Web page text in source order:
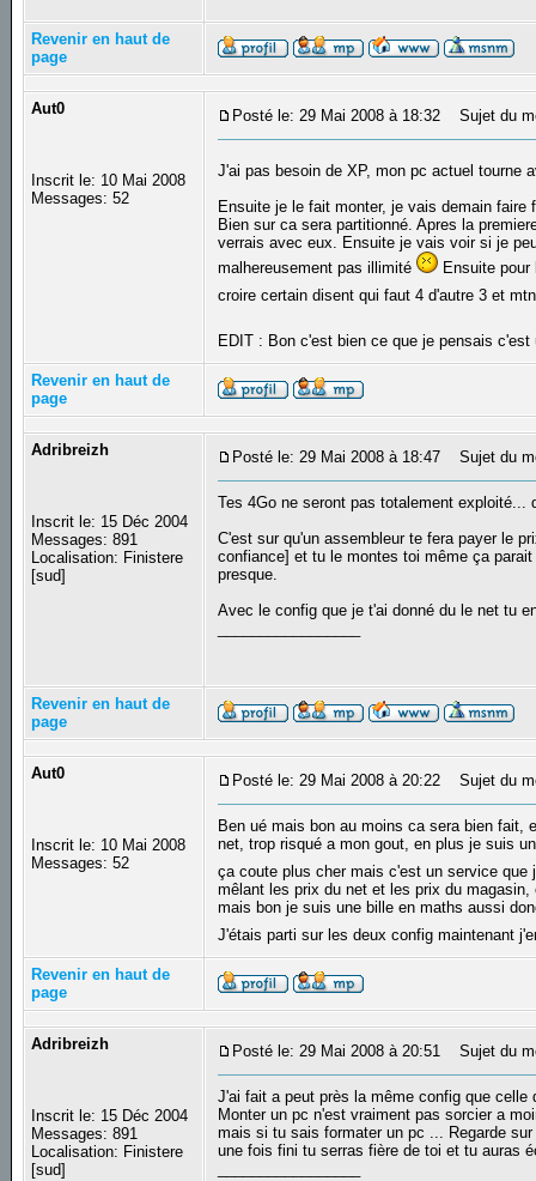
Revenir en haut de
page
Aut0
Inscrit le: 10 Mai 2008
Messages: 52
Posté le: 29 Mai 2008 à 18:32 Sujet du
J'ai pas besoin de XP, mon pc actuel tourne
Ensuite je le fait monter, je vais demain
Bien sur ca sera partitionné. Apres la
verrais avec eux. Ensuite je vais voir si je
malhereusement pas illimité
Ensuite
croire certain disent qui faut 4 d'autre 3 et
EDIT : Bon c'est bien ce que je pensais
Revenir en haut de
page
Adribreizh
Inscrit le: 15 Déc 2004
Messages: 891
Localisation: Finistere
[sud]
Posté le: 29 Mai 2008 à 18:47 Sujet du
Tes 4Go ne seront pas totalement exploité...
C'est sur qu'un assembleur te fera payer le
confiance] et tu le montes toi même ça
presque.
Avec le config que je t'ai donné du le net tu
Revenir en haut de
page
Aut0
Inscrit le: 10 Mai 2008
Messages: 52
Posté le: 29 Mai 2008 à 20:22 Sujet du
Ben ué mais bon au moins ca sera bien fait,
net, trop risqué a mon gout, en plus je suis
ça coute plus cher mais c'est un service
mêlant les prix du net et les prix du
mais bon je suis une bille en maths aussi
J'étais parti sur les deux config maintenant
Revenir en haut de
page
Adribreizh
Inscrit le: 15 Déc 2004
Messages: 891
Localisation: Finistere
[sud]
Posté le: 29 Mai 2008 à 20:51 Sujet du
J'ai fait a peut près la même config que
Monter un pc n'est vraiment pas sorcier a
mais si tu sais formater un pc ... Regarde
une fois fini tu serras fière de toi et tu auras